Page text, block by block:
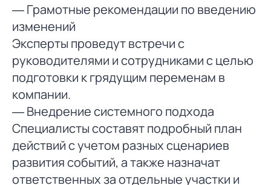
— Грамотные рекомендации по введению
изменений
Эксперты проведут встречи с
руководителями и сотрудниками с целью
подготовки к грядущим переменам в
компании.
— Внедрение системного подхода
Специалисты составят подробный план
действий с учетом разных сценариев
развития событий, а также назначат
ответственных за отдельные участки и